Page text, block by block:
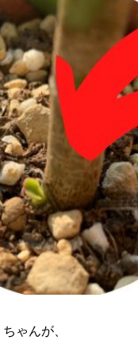
ゃんが、